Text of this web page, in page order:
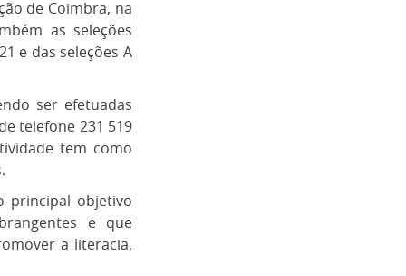
de Coimbra, na
as seleções
e das seleções A
ser efetuadas
telefone 231 519
tem como
principal objetivo
e que
a literacia,